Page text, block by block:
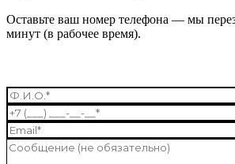
Оставьте ваш номер телефона — мы
минут (в рабочее время).